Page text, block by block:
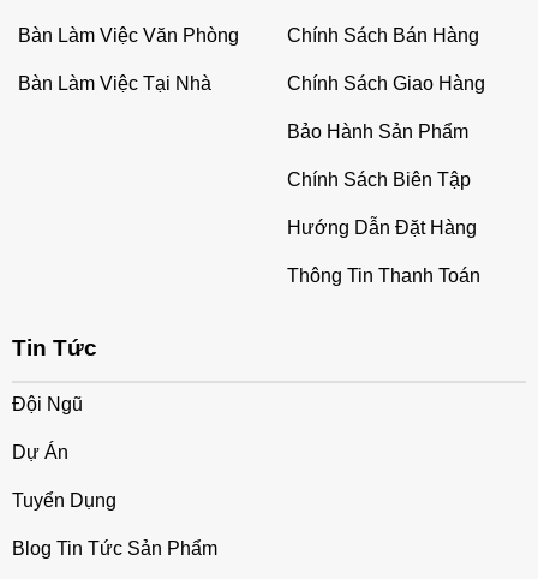
Bàn Làm Việc Văn Phòng
Bàn Làm Việc Tại Nhà
Chính Sách Bán Hàng
Chính Sách Giao Hàng
Bảo Hành Sản Phẩm
Chính Sách Biên Tập
Hướng Dẫn Đặt Hàng
Thông Tin Thanh Toán
Tin Tức
Đội Ngũ
Dự Án
Tuyển Dụng
Blog Tin Tức Sản Phẩm